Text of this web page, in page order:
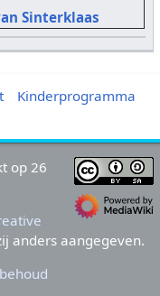
Sinterklaas
Kinderprogramma
op 26
anders aangegeven.